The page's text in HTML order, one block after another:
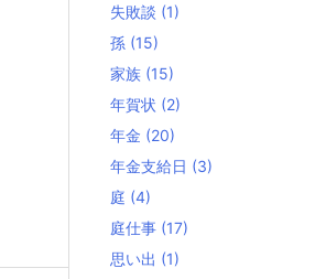
失敗談 (1)
孫 (15)
家族 (15)
年賀状 (2)
年金 (20)
年金支給日 (3)
庭 (4)
庭仕事 (17)
思い出 (1)